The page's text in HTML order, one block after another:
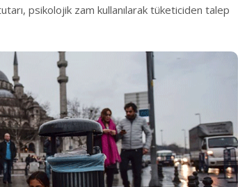
psikolojik zam kullanılarak tüketiciden talep